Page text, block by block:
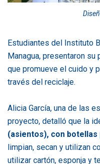
Estudiantes del Instituto
Managua, presentaron su
que promueve el cuido y
través del reciclaje.
Alicia García, una de las
proyecto, detalló que la
(asientos), con botellas
limpian, secan y utilizan
utilizar cartón, esponja y